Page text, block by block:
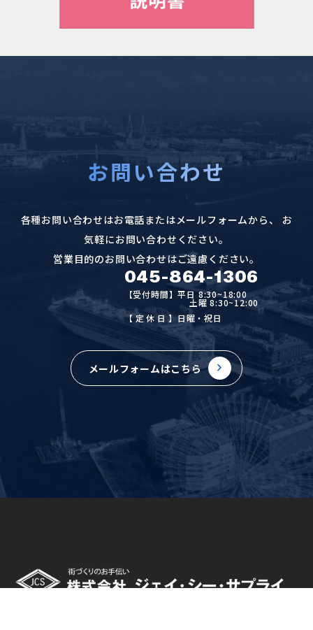
お問い合わせ
各種お問い合わせはお電話またはメールフォームから、
お
気軽にお問い合わせください。
営業目的のお問い合わせはご遠慮ください。
045-864-1306
【受付時間】平日 8:30~18:00
土曜 8:30~12:00
【定休日】日曜・祝日
メールフォームはこちら